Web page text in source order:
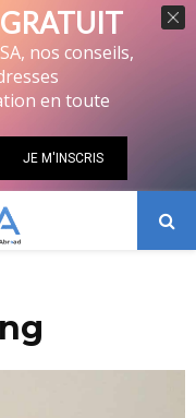
nos conseils,
en toute